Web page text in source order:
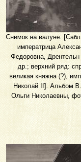
Снимок на валуне:
императрица
Федоровна,
др.; верхний ряд:
великая княжна (?),
Николай II]. Альбом
Ольги Николаевны,